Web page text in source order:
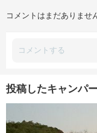
コメントはまだありませ
投稿したキャンパ